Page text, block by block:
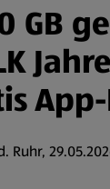
GB
Ruhr,